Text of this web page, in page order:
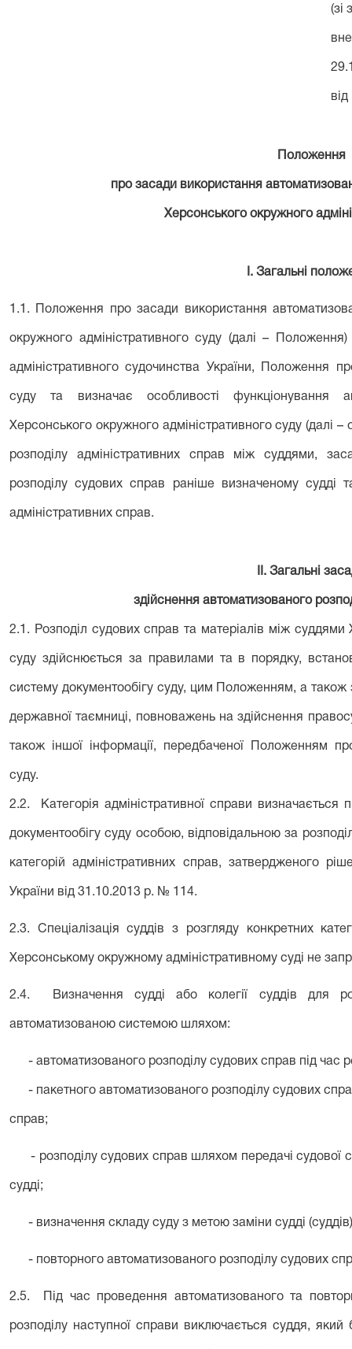
(зі
Положення
про засади використання
Херсонського окружного
І. Загальні
1.1. Положення про засади використання
окружного адміністративного суду (далі –
адміністративного судочинства України, Положення
суду та визначає особливості функціонування
Херсонського окружного адміністративного суду (далі
розподілу адміністративних справ між суддями,
розподілу судових справ раніше визначеному судді
адміністративних справ.
ІІ. Загальні
здійснення автоматизованого
2.1. Розподіл судових справ та матеріалів між суддями
суду здійснюється за правилами та в порядку,
систему документообігу суду, цим Положенням, а також
державної таємниці, повноважень на здійснення
також іншої інформації, передбаченої Положенням
суду.
2.2. Категорія адміністративної справи визначається
документообігу суду особою, відповідальною за
категорій адміністративних справ, затвердженого
України від 31.10.2013 р. № 114.
2.3. Спеціалізація суддів з розгляду конкретних
Херсонському окружному адміністративному суді не
2.4. Визначення судді або колегії суддів для
автоматизованою системою шляхом:
- автоматизованого розподілу судових справ під час
- пакетного автоматизованого розподілу судових справ
справ;
- розподілу судових справ шляхом передачі судової
судді;
- визначення складу суду з метою заміни судді
- повторного автоматизованого розподілу судових
2.5. Під час проведення автоматизованого та
розподілу наступної справи виключається суддя,